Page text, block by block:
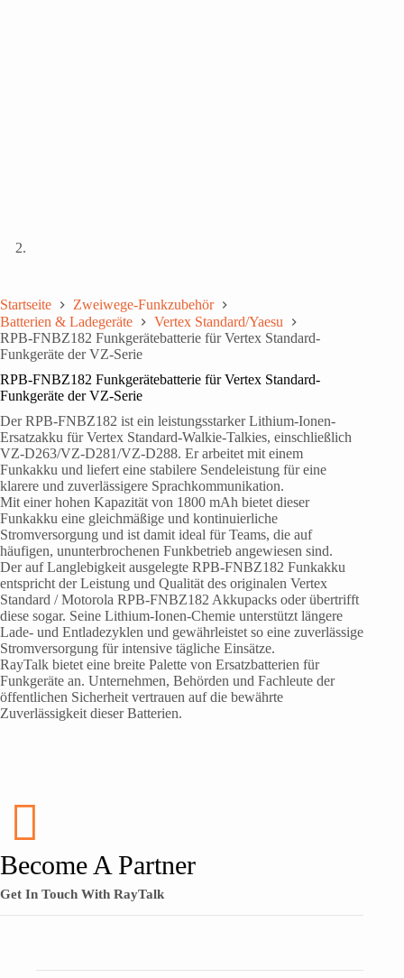
Startseite
Zweiwege-Funkzubehör
Batterien & Ladegeräte
Vertex Standard/Yaesu
RPB-FNBZ182 Funkgerätebatterie für Vertex Standard-
Funkgeräte der VZ-Serie
RPB-FNBZ182 Funkgerätebatterie für Vertex Standard-
Funkgeräte der VZ-Serie
Der RPB-FNBZ182 ist ein leistungsstarker Lithium-Ionen-
Ersatzakku für Vertex Standard-Walkie-Talkies, einschließlich
VZ-D263/VZ-D281/VZ-D288. Er arbeitet mit einem
Funkakku und liefert eine stabilere Sendeleistung für eine
klarere und zuverlässigere Sprachkommunikation.
Mit einer hohen Kapazität von 1800 mAh bietet dieser
Funkakku eine gleichmäßige und kontinuierliche
Stromversorgung und ist damit ideal für Teams, die auf
häufigen, ununterbrochenen Funkbetrieb angewiesen sind.
Der auf Langlebigkeit ausgelegte RPB-FNBZ182 Funkakku
entspricht der Leistung und Qualität des originalen Vertex
Standard / Motorola RPB-FNBZ182 Akkupacks oder übertrifft
diese sogar. Seine Lithium-Ionen-Chemie unterstützt längere
Lade- und Entladezyklen und gewährleistet so eine zuverlässige
Stromversorgung für intensive tägliche Einsätze.
RayTalk bietet eine breite Palette von Ersatzbatterien für
Funkgeräte an. Unternehmen, Behörden und Fachleute der
öffentlichen Sicherheit vertrauen auf die bewährte
Zuverlässigkeit dieser Batterien.
Become A Partner
Get In Touch With RayTalk